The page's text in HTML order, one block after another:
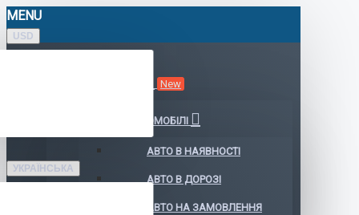
MENU
USD
УКРАЇНСЬКА
New
ЕЛЕКТРОМОБІЛІ
АВТО В НАЯВНОСТІ
АВТО В ДОРОЗІ
АВТО НА ЗАМОВЛЕННЯ